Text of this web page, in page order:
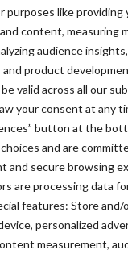
purposes like providing
content, measuring
audience
product
valid across all our
your consent at any
button at the
and are
and secure browsing
are processing data
features: Store and/
personalized
measurement,
Fendt viert
900 Vario met een
gelimiteerd
Juiste
levert meetbare
transportwerk